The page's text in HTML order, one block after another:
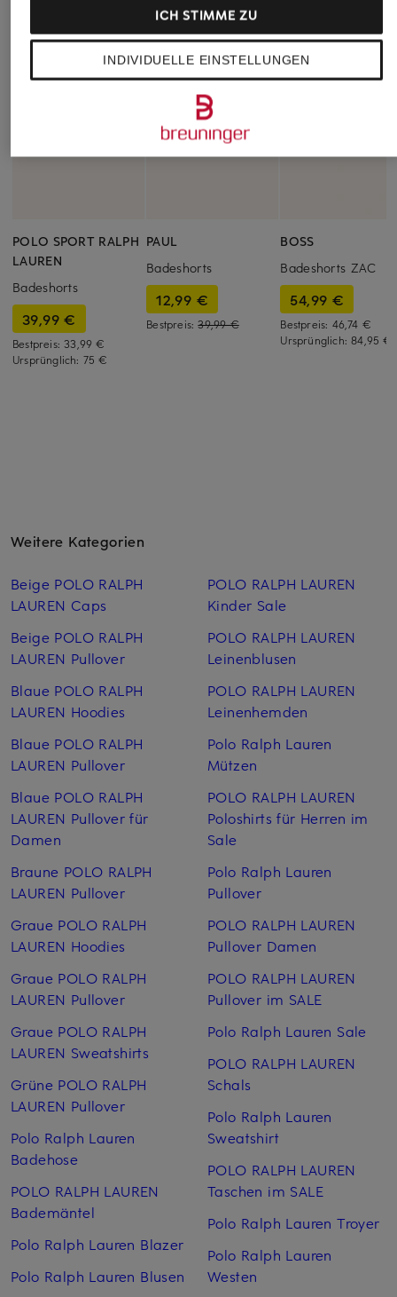
POLO SPORT RALPH
LAUREN
Badeshorts
39,99 €
Bestpreis:33,99 €
Ursprünglich: 75 €
PAUL
Badeshorts
12,99 €
Bestpreis:39,99 €
BOSS
Badeshorts ZAC
54,99 €
Bestpreis: 46,74 €
Ursprünglich:84,95 €
Weitere Kategorien
Beige POLO RALPH
LAUREN Caps
Beige POLO RALPH
LAUREN Pullover
Blaue POLO RALPH
LAUREN Hoodies
Blaue POLO RALPH
LAUREN Pullover
Blaue POLO RALPH
LAUREN Pullover für
Damen
Braune POLO RALPH
LAUREN Pullover
Graue POLO RALPH
LAUREN Hoodies
Graue POLO RALPH
LAUREN Pullover
Graue POLO RALPH
LAUREN Sweatshirts
Grüne POLO RALPH
LAUREN Pullover
Polo Ralph Lauren
Badehose
POLO RALPH LAUREN
Bademäntel
Polo Ralph Lauren Blazer
Polo Ralph Lauren Blusen
POLO RALPH LAUREN
Kinder Sale
POLO RALPH LAUREN
Leinen­blusen
POLO RALPH LAUREN
Leinen­hemden
Polo Ralph Lauren
Mützen
POLO RALPH LAUREN
Poloshirts für Herren im
Sale
Polo Ralph Lauren
Pullover
POLO RALPH LAUREN
Pullover Damen
POLO RALPH LAUREN
Pullover im SALE
Polo Ralph Lauren Sale
POLO RALPH LAUREN
Schals
Polo Ralph Lauren
Sweatshirt
POLO RALPH LAUREN
Taschen im SALE
Polo Ralph Lauren Troyer
Polo Ralph Lauren
Westen
INDIVIDUELLE EINSTELLUNGEN
ICH STIMME ZU